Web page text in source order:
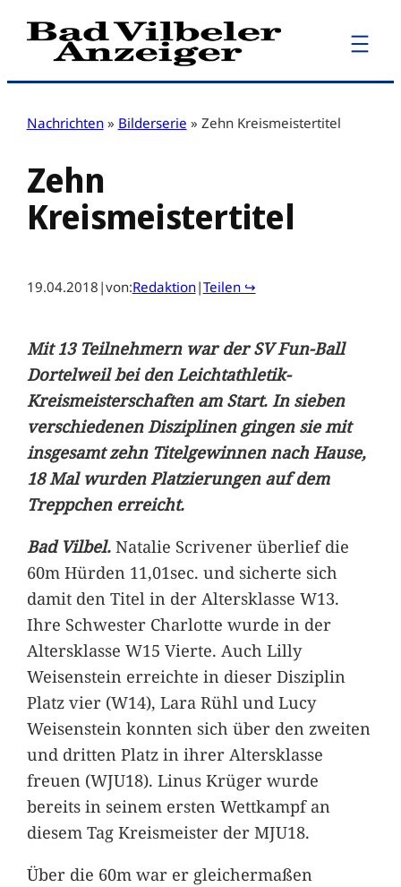
Zum
Inhalt
Nachrichten » Bilderserie » Zehn Kreismeistertitel
Zehn
Kreismeistertitel
19.04.2018 |von:Redaktion|Teilen ↪
Mit 13 Teilnehmern war der SV Fun-Ball
Dortelweil bei den Leichtathletik-
Kreismeisterschaften am Start. In sieben
verschiedenen Disziplinen gingen sie mit
insgesamt zehn Titelgewinnen nach Hause,
18 Mal wurden Platzierungen auf dem
Treppchen erreicht.
Bad Vilbel. Natalie Scrivener überlief die
60m Hürden 11,01sec. und sicherte sich
damit den Titel in der Altersklasse W13.
Ihre Schwester Charlotte wurde in der
Altersklasse W15 Vierte. Auch Lilly
Weisenstein erreichte in dieser Disziplin
Platz vier (W14), Lara Rühl und Lucy
Weisenstein konnten sich über den zweiten
und dritten Platz in ihrer Altersklasse
freuen (WJU18). Linus Krüger wurde
bereits in seinem ersten Wettkampf an
diesem Tag Kreismeister der MJU18.
Über die 60m war er gleichermaßen